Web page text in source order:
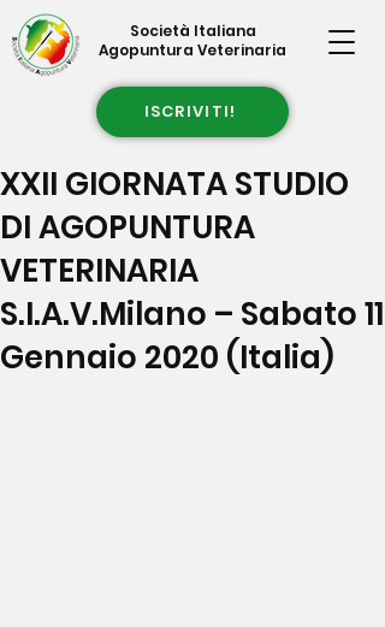
Società Italiana
Agopuntura Veterinaria
ISCRIVITI!
XXII GIORNATA STUDIO
DI AGOPUNTURA
VETERINARIA
S.I.A.V.Milano – Sabato 11
Gennaio 2020 (Italia)